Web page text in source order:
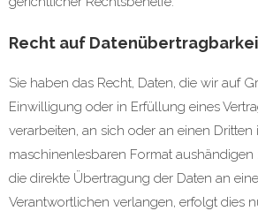
Recht auf
Sie haben das Recht, Daten, die wir auf
Einwilligung oder in Erfüllung eines
verarbeiten, an sich oder an einen Dritten
maschinenlesbaren Format aushändigen
die direkte Übertragung der Daten an
Verantwortlichen verlangen, erfolgt dies